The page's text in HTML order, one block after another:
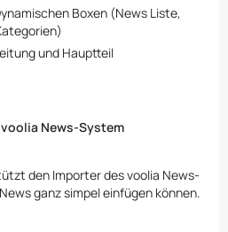
Boxen (News Liste,
und Hauptteil
News-System
den Importer des voolia News-
ganz simpel einfügen können.